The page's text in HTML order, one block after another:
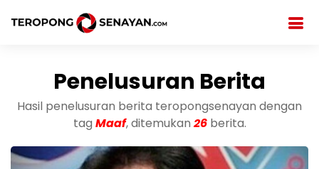
Penelusuran Berita
Hasil penelusuran berita teropongsenayan dengan
tag Maaf, ditemukan 26berita.